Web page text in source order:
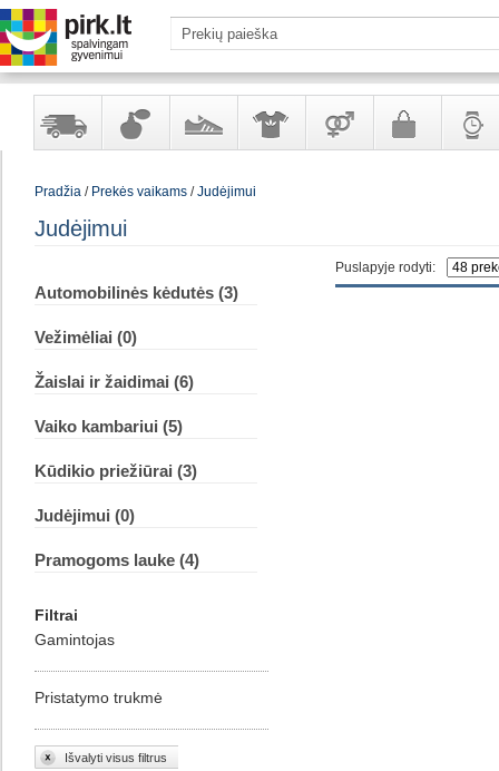
Yra
Kvepalai
kosmetika
AvalynėApranga
Pradžia/ Prekės vaikams/Judėjimui
Judėjimui
Puslapyje rodyti:
Automobilinės kėdutės (3)
Vežimėliai (0)
Žaislai ir žaidimai (6)
Vaiko kambariui (5)
Kūdikio priežiūrai (3)
Judėjimui (0)
Pramogoms lauke (4)
Filtrai
Gamintojas
Pristatymo trukmė
Išvalyti visus filtrus